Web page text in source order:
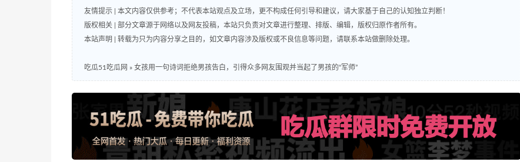
友情提示 | 本文内容仅供参考；不代表本站观点及立场，更不构成任何引导和建议，请大家基于自己的认知独立判断！
版权相关 | 部分文章源于网络以及网友投稿，本站只负责对文章进行整理、排版、编辑，版权归原作者所有。
本站声明 | 转载为只为内容分享之目的，如文章内容涉及版权或不良信息等问题，请联系本站做删除处理。
吃瓜51吃瓜网 » 女孩用一句诗词拒绝男孩告白，引得众多网友围观并当起了男孩的“军师”